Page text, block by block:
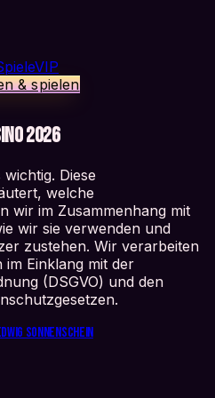
VIP
& spielen
2026
Diese
welche
wir im Zusammenhang mit
wir sie verwenden und
zustehen. Wir verarbeiten
im Einklang mit der
(DSGVO) und den
Sonnenschein